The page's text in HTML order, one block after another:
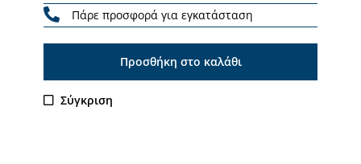
Πάρε προσφορά για εγκατάσταση
Προσθήκη στο καλάθι
Σύγκριση